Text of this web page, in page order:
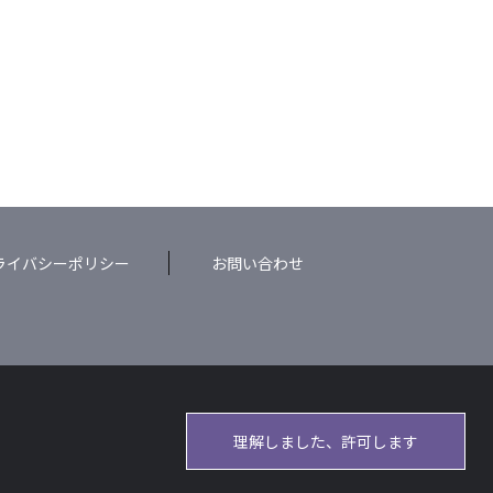
イバシーポリシー お問い合わせ
理解しました、許可します